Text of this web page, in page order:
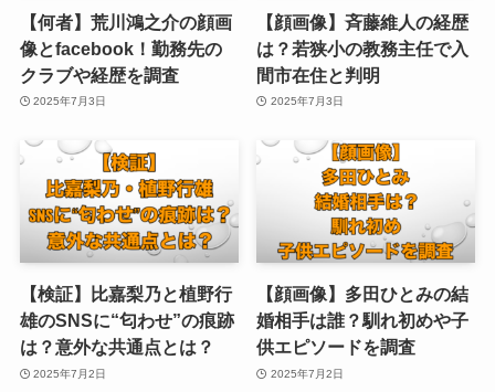
【何者】荒川鴻之介の顔画
像とfacebook！勤務先の
クラブや経歴を調査
2025年7月3日
【顔画像】斉藤維人の経歴
は？若狭小の教務主任で入
間市在住と判明
2025年7月3日
【検証】比嘉梨乃と植野行
雄のSNSに“匂わせ”の痕跡
は？意外な共通点とは？
2025年7月2日
【顔画像】多田ひとみの結
婚相手は誰？馴れ初めや子
供エピソードを調査
2025年7月2日